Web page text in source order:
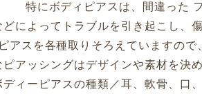
特にボディピアスは、間違った
によってトラブルを引き起こし、
アスを各種取りそろえていますの
ピアッシングはデザインや素材を決
ィーピアスの種類／耳、軟骨、口